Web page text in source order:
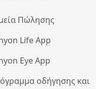
Πώλησης
Life App
Eye App
οδήγησης και